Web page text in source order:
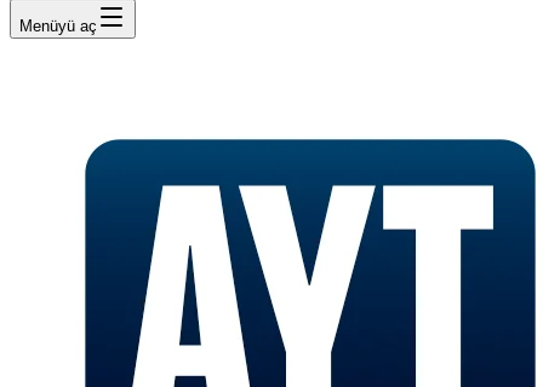
Menüyü aç